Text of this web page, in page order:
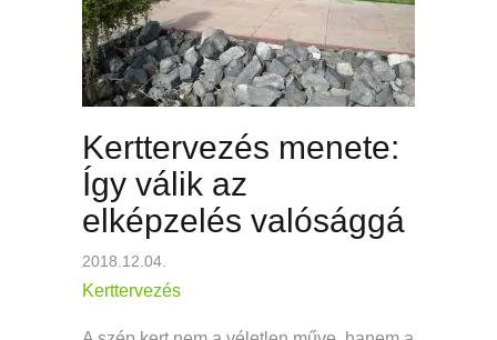
Kerttervezés menete:
Így válik az
elképzelés valósággá
2018.12.04.
Kerttervezés